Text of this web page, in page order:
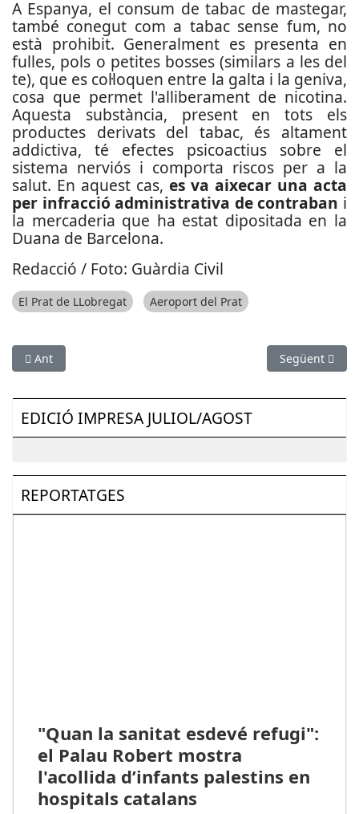
A Espanya, el consum de tabac de mastegar,
també conegut com a tabac sense fum, no
està prohibit. Generalment es presenta en
fulles, pols o petites bosses (similars a les del
te), que es col·loquen entre la galta i la geniva,
cosa que permet l'alliberament de nicotina.
Aquesta substància, present en tots els
productes derivats del tabac, és altament
addictiva, té efectes psicoactius sobre el
sistema nerviós i comporta riscos per a la
salut. En aquest cas, es va aixecar una acta
per infracció administrativa de contraban i
la mercaderia que ha estat dipositada en la
Duana de Barcelona.
Redacció / Foto: Guàrdia Civil
El Prat de LLobregat Aeroport del Prat
Article anterior: Presó per a un conegut lladre
Ant Article
Següent
EDICIÓ IMPRESA JULIOL/AGOST
REPORTATGES
"Quan la sanitat esdevé refugi":
el Palau Robert mostra
l'acollida d’infants palestins en
hospitals catalans